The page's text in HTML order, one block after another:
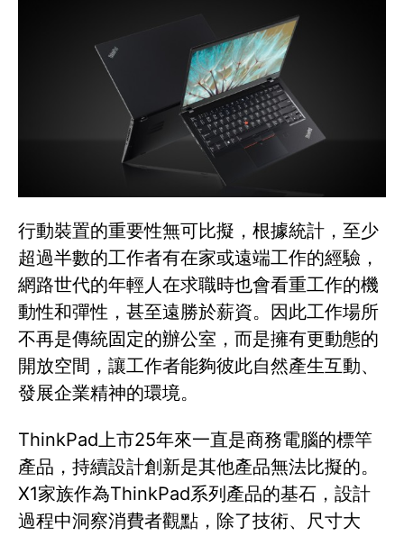
行動裝置的重要性無可比擬，根據統計，至少
超過半數的工作者有在家或遠端工作的經驗，
網路世代的年輕人在求職時也會看重工作的機
動性和彈性，甚至遠勝於薪資。因此工作場所
不再是傳統固定的辦公室，而是擁有更動態的
開放空間，讓工作者能夠彼此自然產生互動、
發展企業精神的環境。
ThinkPad上市25年來一直是商務電腦的標竿
產品，持續設計創新是其他產品無法比擬的。
X1家族作為ThinkPad系列產品的基石，設計
過程中洞察消費者觀點，除了技術、尺寸大